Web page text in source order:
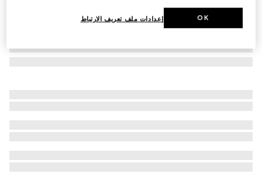
إعدادات ملف تعريف الارتباط OK